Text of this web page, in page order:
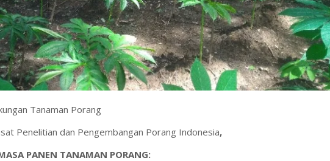
Tanaman Porang
Penelitian dan Pengembangan Porang Indonesia,
PANEN TANAMAN PORANG: